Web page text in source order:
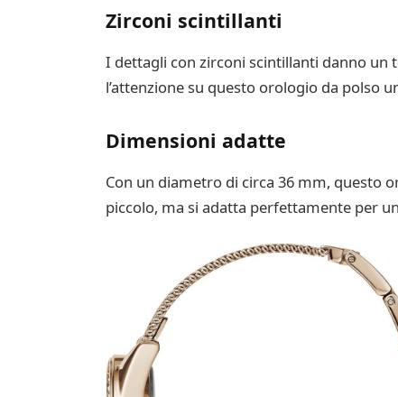
Zirconi scintillanti
I dettagli con zirconi scintillanti danno un
l’attenzione su questo orologio da polso
Dimensioni adatte
Con un diametro di circa 36 mm, questo
piccolo, ma si adatta perfettamente per